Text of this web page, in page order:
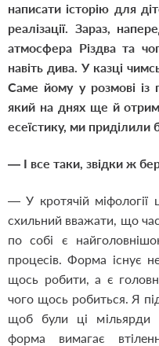
написати історію для
реалізації. Зараз,
атмосфера Різдва та
навіть дива. У казці
Саме йому у розмові із
який на днях ще й
есеїстику, ми приділили
— І все таки, звідки ж
— У кротячій міфології
схильний вважати, що
по собі є
процесів. Форма існує
щось робити, а є
чого щось робиться. Я
щоб були ці мільярди
форма вимагає